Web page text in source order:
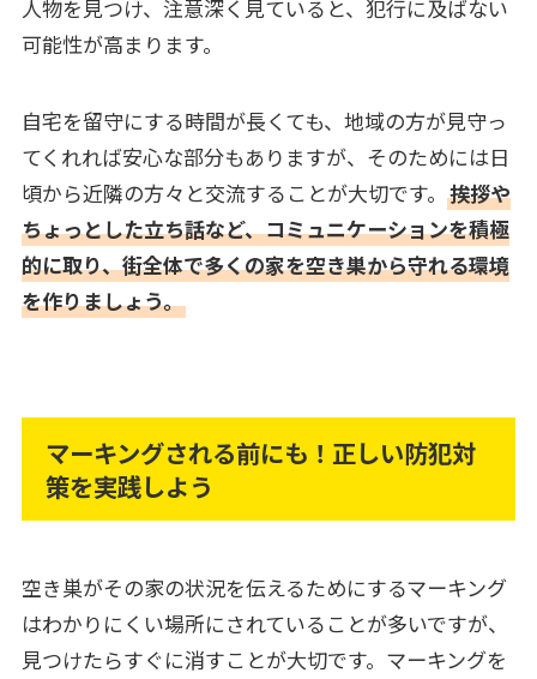
人物を見つけ、注意深く見ていると、犯行に及ばない
可能性が高まります。
自宅を留守にする時間が長くても、地域の方が見守っ
てくれれば安心な部分もありますが、そのためには日
頃から近隣の方々と交流することが大切です。 挨拶や
ちょっとした立ち話など、コミュニケーションを積極
的に取り、街全体で多くの家を空き巣から守れる環境
を作りましょう。
マーキングされる前にも！正しい防犯対
策を実践しよう
空き巣がその家の状況を伝えるためにするマーキング
はわかりにくい場所にされていることが多いですが、
見つけたらすぐに消すことが大切です。マーキングを